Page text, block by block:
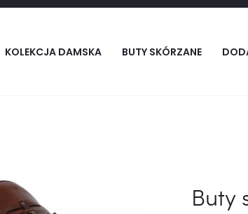
KOLEKCJA DAMSKA BUTY SKÓRZANE
Buty